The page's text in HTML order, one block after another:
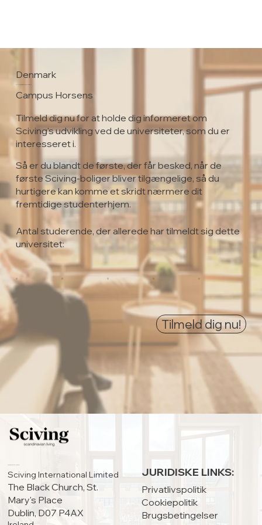
Denmark
VIA University College
Campus Horsens
Tilmeld dig nu for at holde dig informeret om
Sciving's udvikling ved de universiteter, som du er
interesseret i.
Så er du blandt de første, der får besked, når de
første Sciving-boliger bliver tilgængelige, så du
hurtigere kan komme et skridt nærmere dit
fremtidige studenterhjem.
Antal studerende, der allerede har tilmeldt sig dette
universitet:
0
0
0
0
0
Tilmeld dig nu!
HOVEDKONTOR:
Sciving International Limited
The Black Church, St.
Mary's Place
Dublin, D07 P4AX
JURIDISKE LINKS:
Privatlivspolitik
Cookiepolitik
Brugsbetingelser